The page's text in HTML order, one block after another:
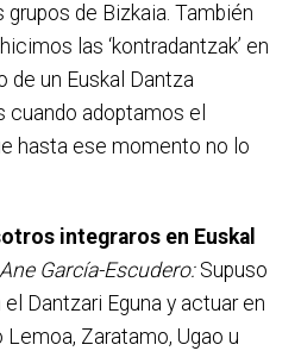
de Bizkaia. También
las ‘kontradantzak’ en
de un Euskal Dantza
cuando adoptamos el
hasta ese momento no lo
integraros en Euskal
Ane García-Escudero:Supuso
Dantzari Eguna y actuar en
Zaratamo, Ugao u